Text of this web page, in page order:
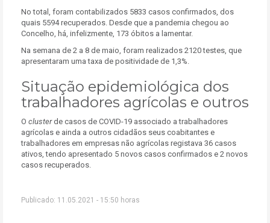
No total, foram contabilizados 5833 casos confirmados, dos
quais 5594 recuperados. Desde que a pandemia chegou ao
Concelho, há, infelizmente, 173 óbitos a lamentar.
Na semana de 2 a 8 de maio, foram realizados 2120 testes, que
apresentaram uma taxa de positividade de 1,3%.
Situação epidemiológica dos
trabalhadores agrícolas e outros
O clusterde casos de COVID-19 associado a trabalhadores
agrícolas e ainda a outros cidadãos seus coabitantes e
trabalhadores em empresas não agrícolas registava 36 casos
ativos, tendo apresentado 5 novos casos confirmados e 2 novos
casos recuperados.
Publicado: 11.05.2021 - 15:50 horas